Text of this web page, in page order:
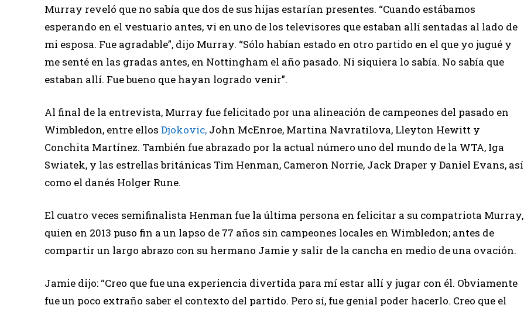
Murray reveló que no sabía que dos de sus hijas estarían presentes. “Cuando estábamos
esperando en el vestuario antes, vi en uno de los televisores que estaban allí sentadas al lado de
mi esposa. Fue agradable”, dijo Murray. “Sólo habían estado en otro partido en el que yo jugué y
me senté en las gradas antes, en Nottingham el año pasado. Ni siquiera lo sabía. No sabía que
estaban allí. Fue bueno que hayan logrado venir”.
Al final de la entrevista, Murray fue felicitado por una alineación de campeones del pasado en
Wimbledon, entre ellos Djokovic, John McEnroe, Martina Navratilova, Lleyton Hewitt y
Conchita Martínez. También fue abrazado por la actual número uno del mundo de la WTA, Iga
Swiatek, y las estrellas británicas Tim Henman, Cameron Norrie, Jack Draper y Daniel Evans, así
como el danés Holger Rune.
El cuatro veces semifinalista Henman fue la última persona en felicitar a su compatriota Murray,
quien en 2013 puso fin a un lapso de 77 años sin campeones locales en Wimbledon; antes de
compartir un largo abrazo con su hermano Jamie y salir de la cancha en medio de una ovación.
Jamie dijo: “Creo que fue una experiencia divertida para mí estar allí y jugar con él. Obviamente
fue un poco extraño saber el contexto del partido. Pero sí, fue genial poder hacerlo. Creo que el